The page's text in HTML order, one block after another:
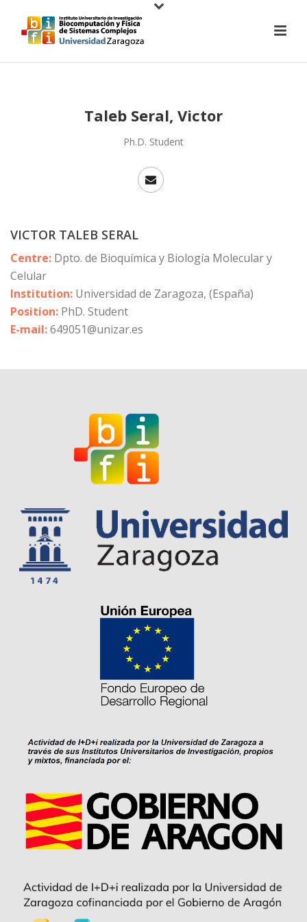
Taleb Seral, Victor
Ph.D. Student
VICTOR TALEB SERAL
Centre: Dpto. de Bioquímica y Biología Molecular y
Celular
Institution: Universidad de Zaragoza, (España)
Position: PhD. Student
E-mail:649051@unizar.es